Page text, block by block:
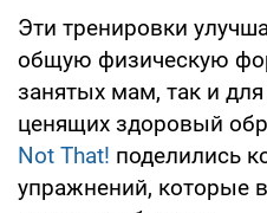
Эти тренировки
общую физическую
занятых мам, так и
ценящих здоровый
Not That! поделились
упражнений, которые